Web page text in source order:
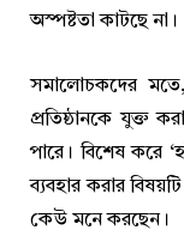
অস্পষ্টতা কাটছে না।
সমালোচকদের মতে,
প্রতিষ্ঠানকে যুক্ত
পারে। বিশেষ করে
ব্যবহার করার
কেউ মনে করছেন।